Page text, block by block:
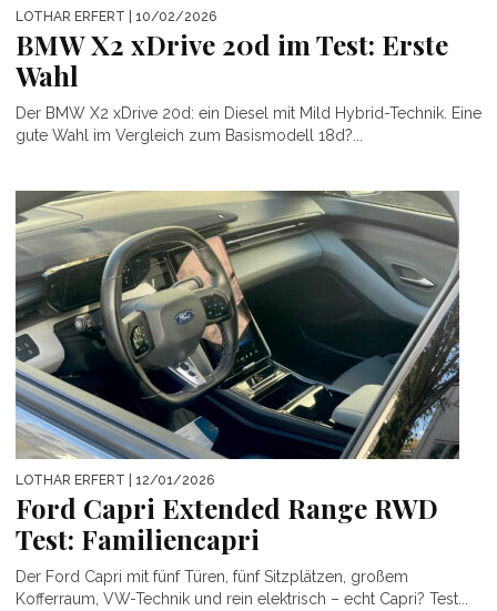
LOTHAR ERFERT | 10/02/2026
BMW X2 xDrive 20d im Test: Erste
Wahl
Der BMW X2 xDrive 20d: ein Diesel mit Mild Hybrid-Technik. Eine
gute Wahl im Vergleich zum Basismodell 18d?...
LOTHAR ERFERT | 12/01/2026
Ford Capri Extended Range RWD
Test: Familiencapri
Der Ford Capri mit fünf Türen, fünf Sitzplätzen, großem
Kofferraum, VW-Technik und rein elektrisch – echt Capri? Test...